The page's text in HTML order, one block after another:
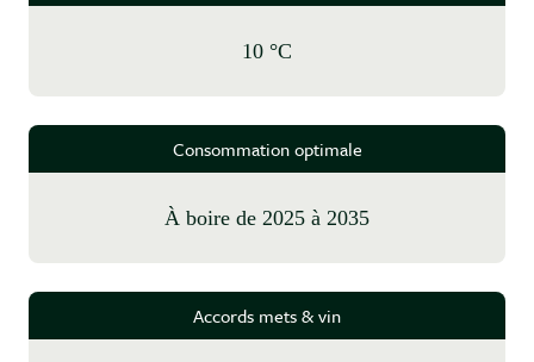
10 °C
Consommation optimale
à boire de 2025 à 2035
Accords mets & vin